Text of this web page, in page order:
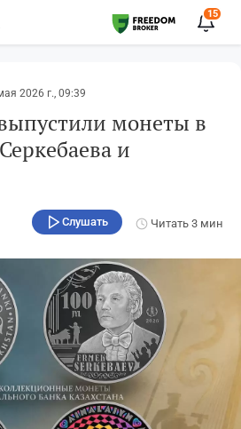
15
2026 г., 09:39
монеты в
и
Слушать Читать 3 мин